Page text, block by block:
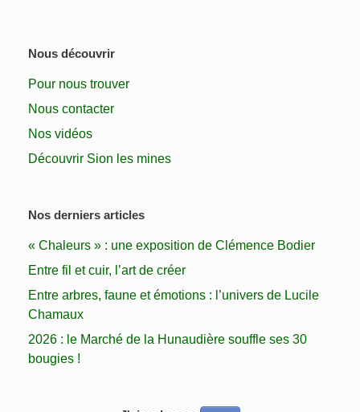
Nous découvrir
Pour nous trouver
Nous contacter
Nos vidéos
Découvrir Sion les mines
Nos derniers articles
« Chaleurs » : une exposition de Clémence Bodier
Entre fil et cuir, l’art de créer
Entre arbres, faune et émotions : l’univers de Lucile
Chamaux
2026 : le Marché de la Hunaudière souffle ses 30
bougies !